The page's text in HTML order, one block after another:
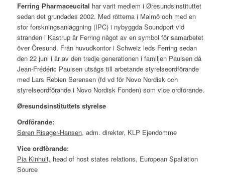
Ferring Pharmaceucital har varit medlem i Øresundsinstituttet
sedan det grundades 2002. Med rötterna i Malmö och med en
stor forskningsanläggning (IPC) i nybyggda Soundport vid
stranden i Kastrup är Ferring något av en symbol för samarbetet
över Öresund. Från huvudkontor i Schweiz leds Ferring sedan
den 22 juni i år av den tredje generationen i familjen Paulsen då
Jean-Frédéric Paulsen utsågs till arbetande styrelseordförande
med Lars Rebien Sørensen (fd vd för Novo Nordisk och
styrelseordförande i Novo Nordisk Fonden) som vice ordförande.
Øresundsinstituttets styrelse
Ordförande:
Søren Risager-Hansen, adm. direktør, KLP Ejendomme
Vice ordförande:
Pia Kinhult, head of host states relations, European Spallation
Source